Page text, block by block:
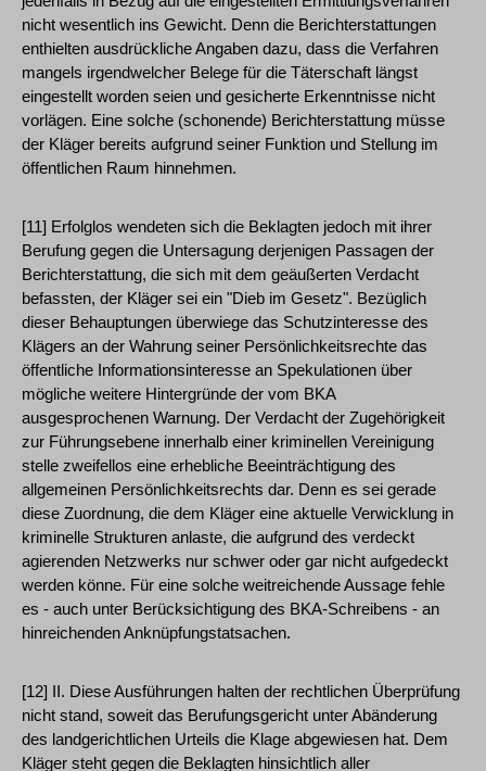
nicht wesentlich ins Gewicht. Denn die Berichterstattungen
enthielten ausdrückliche Angaben dazu, dass die Verfahren
mangels irgendwelcher Belege für die Täterschaft längst
eingestellt worden seien und gesicherte Erkenntnisse nicht
vorlägen. Eine solche (schonende) Berichterstattung müsse
der Kläger bereits aufgrund seiner Funktion und Stellung im
öffentlichen Raum hinnehmen.
[11] Erfolglos wendeten sich die Beklagten jedoch mit ihrer
Berufung gegen die Untersagung derjenigen Passagen der
Berichterstattung, die sich mit dem geäußerten Verdacht
befassten, der Kläger sei ein "Dieb im Gesetz". Bezüglich
dieser Behauptungen überwiege das Schutzinteresse des
Klägers an der Wahrung seiner Persönlichkeitsrechte das
öffentliche Informationsinteresse an Spekulationen über
mögliche weitere Hintergründe der vom BKA
ausgesprochenen Warnung. Der Verdacht der Zugehörigkeit
zur Führungsebene innerhalb einer kriminellen Vereinigung
stelle zweifellos eine erhebliche Beeinträchtigung des
allgemeinen Persönlichkeitsrechts dar. Denn es sei gerade
diese Zuordnung, die dem Kläger eine aktuelle Verwicklung in
kriminelle Strukturen anlaste, die aufgrund des verdeckt
agierenden Netzwerks nur schwer oder gar nicht aufgedeckt
werden könne. Für eine solche weitreichende Aussage fehle
es - auch unter Berücksichtigung des BKA-Schreibens - an
hinreichenden Anknüpfungstatsachen.
[12] II. Diese Ausführungen halten der rechtlichen Überprüfung
nicht stand, soweit das Berufungsgericht unter Abänderung
des landgerichtlichen Urteils die Klage abgewiesen hat. Dem
Kläger steht gegen die Beklagten hinsichtlich aller